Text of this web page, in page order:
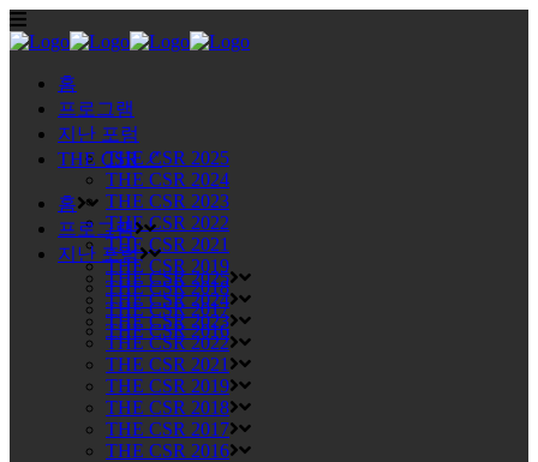
홈
프로그램
지난 포럼
THE CSR 2025
THE CSR 2024
THE CSR 2023
THE CSR 2022
THE CSR 2021
THE CSR 2019
THE CSR 2018
THE CSR 2017
THE CSR 2016
THE CSR ↗
홈
프로그램
지난 포럼
THE CSR 2025
THE CSR 2024
THE CSR 2023
THE CSR 2022
THE CSR 2021
THE CSR 2019
THE CSR 2018
THE CSR 2017
THE CSR 2016